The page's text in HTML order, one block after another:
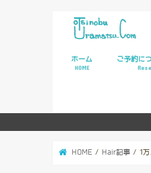
ホーム
HOME
ご予約に
HOME Hair記事 1